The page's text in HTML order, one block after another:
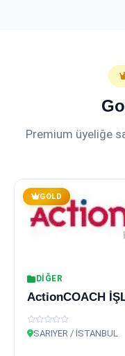
Premium üyeliğe
GOLD
DIĞER
ActionCOACH
SARIYER / İSTANBUL